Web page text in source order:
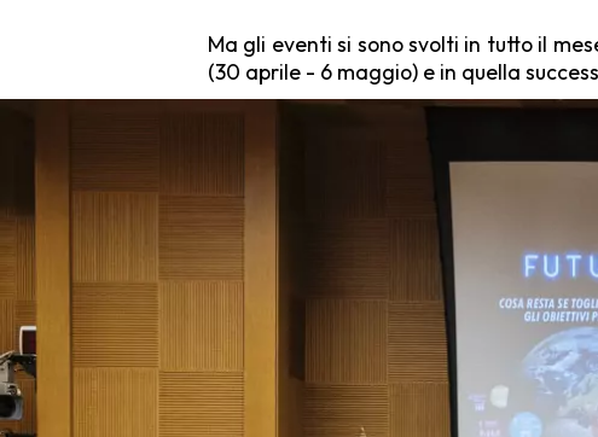
Ma gli eventi si sono svolti in tutto il
(30 aprile - 6 maggio) e in quella